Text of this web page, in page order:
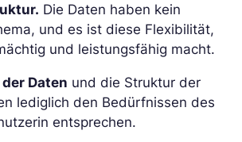
Die Daten haben kein
und es ist diese Flexibilität,
und leistungsfähig macht.
Daten und die Struktur der
lediglich den Bedürfnissen des
entsprechen.